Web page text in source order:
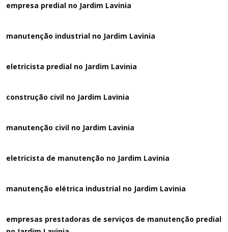
empresa predial no Jardim Lavinia
manutenção industrial no Jardim Lavinia
eletricista predial no Jardim Lavinia
construção civil no Jardim Lavinia
manutenção civil no Jardim Lavinia
eletricista de manutenção no Jardim Lavinia
manutenção elétrica industrial no Jardim Lavinia
empresas prestadoras de serviços de manutenção predial